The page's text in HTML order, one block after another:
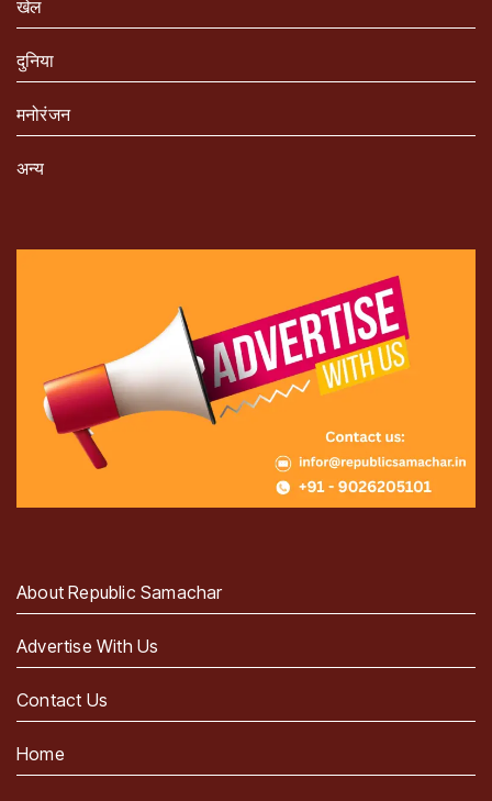
खेल
दुनिया
मनोरंजन
अन्य
About Republic Samachar
Advertise With Us
Contact Us
Home